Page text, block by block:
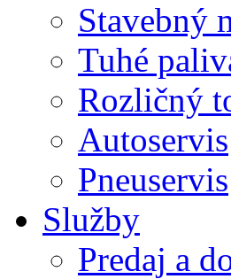
Stavebný
Tuhé
Rozličný
Autoservis
Pneuservis
Služby
Predaj a